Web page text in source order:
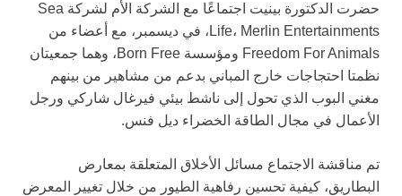
حضرت الدكتورة بينيت اجتماعًا مع الشركة الأم لشركة Sea
Life، Merlin Entertainments، في ديسمبر، مع أعضاء من
Freedom For Animals ومؤسسة Born Free، وهما جمعيتان
نظمتا احتجاجات خارج المباني بدعم من مشاهير من بينهم
مغني البوب الذي تحول إلى ناشط بيئي فيرغال شاركي ورجل
الأعمال في مجال الطاقة الخضراء ديل فنس.
تم مناقشة الاجتماع مسائل الأخلاق المتعلقة بمعارض
البطاريق، كيفية تحسين رفاهية الطيور من خلال تغيير المعرض